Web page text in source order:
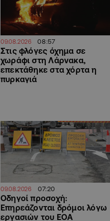
09.08.2026 08:57
Στις φλόγες όχημα σε
χωράφι στη Λάρνακα,
επεκτάθηκε στα χόρτα η
πυρκαγιά
09.08.2026 07:20
Οδηγοί προσοχή:
Επηρεάζονται δρόμοι λόγω
εργασιών του ΕΟΑ